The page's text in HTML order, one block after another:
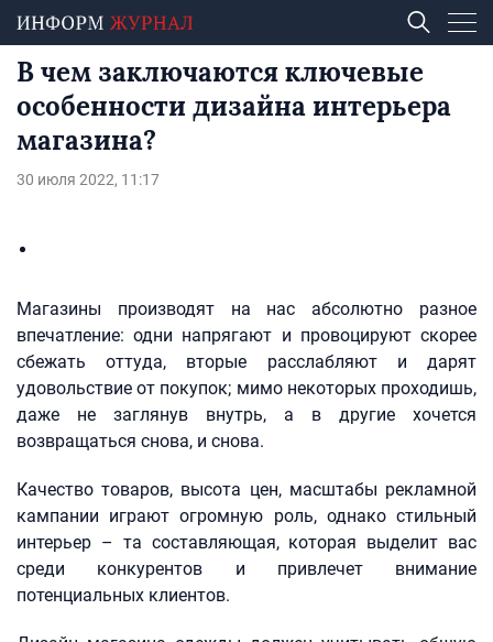
В чем заключаются ключевые
особенности дизайна интерьера
магазина?
30 июля 2022, 11:17
Магазины производят на нас абсолютно разное
впечатление: одни напрягают и провоцируют скорее
сбежать оттуда, вторые расслабляют и дарят
удовольствие от покупок; мимо некоторых проходишь,
даже не заглянув внутрь, а в другие хочется
возвращаться снова, и снова.
Качество товаров, высота цен, масштабы рекламной
кампании играют огромную роль, однако стильный
интерьер – та составляющая, которая выделит вас
среди конкурентов и привлечет внимание
потенциальных клиентов.